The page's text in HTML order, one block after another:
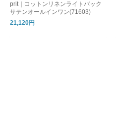
prit｜コットンリネンライトバック
サテンオールインワン(71603)
21,120円